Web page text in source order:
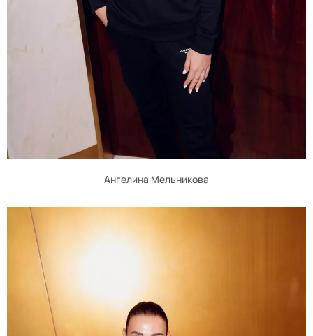
Ангелина Мельникова